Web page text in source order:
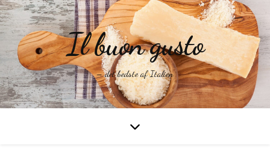
Il buon gusto
– det bedste af Italien